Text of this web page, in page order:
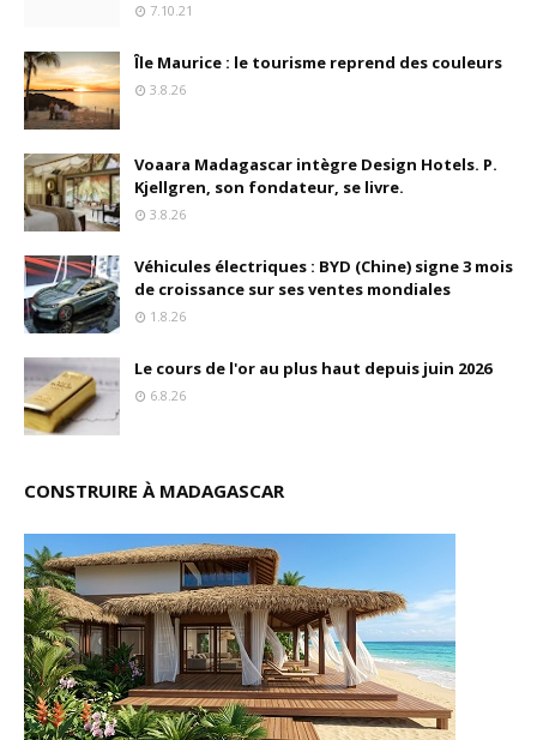
7.10.21
Île Maurice : le tourisme reprend des couleurs
3.8.26
Voaara Madagascar intègre Design Hotels. P.
Kjellgren, son fondateur, se livre.
3.8.26
Véhicules électriques : BYD (Chine) signe 3 mois
de croissance sur ses ventes mondiales
1.8.26
Le cours de l'or au plus haut depuis juin 2026
6.8.26
CONSTRUIRE À MADAGASCAR